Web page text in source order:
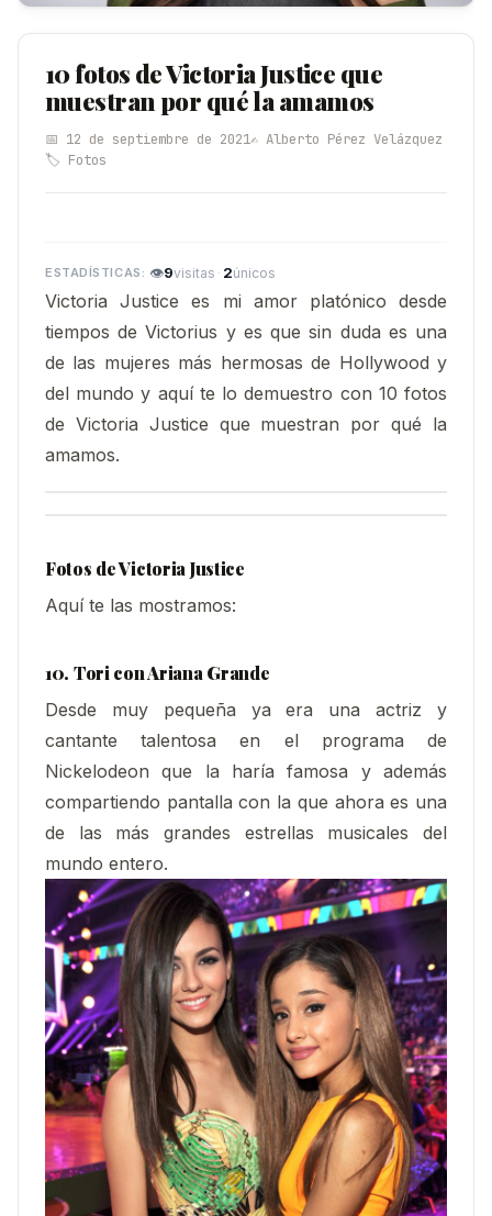
10 fotos de Victoria Justice que
muestran por qué la amamos
📅 12 de septiembre de 2021✍️ Alberto Pérez Velázquez
🏷️ Fotos
👁9visitas · 2únicos
Victoria Justice es mi amor platónico desde
tiempos de Victorius y es que sin duda es una
de las mujeres más hermosas de Hollywood y
del mundo y aquí te lo demuestro con 10 fotos
de Victoria Justice que muestran por qué la
amamos.
Fotos de Victoria Justice
Aquí te las mostramos:
10. Tori con Ariana Grande
Desde muy pequeña ya era una actriz y
cantante talentosa en el programa de
Nickelodeon que la haría famosa y además
compartiendo pantalla con la que ahora es una
de las más grandes estrellas musicales del
mundo entero.